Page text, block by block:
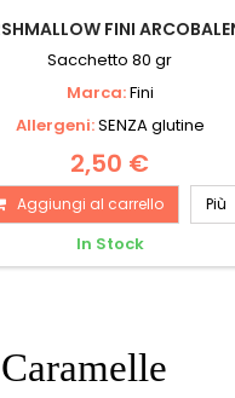
FINI
Sacchetto 80 gr
Marca:Fini
Allergeni:SENZA glutine
2,50 €
Aggiungi al carrello Più
In Stock